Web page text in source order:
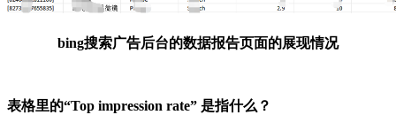
bing搜索广告后台的数据报告页面的展现情况
表格里的“Top impression rate” 是指什么？